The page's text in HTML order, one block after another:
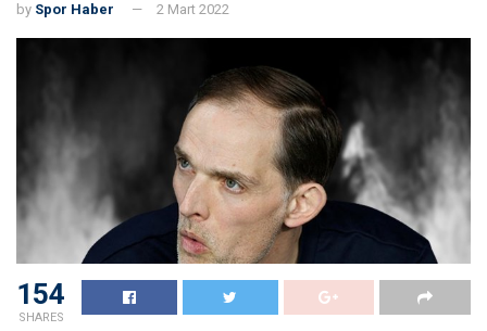
by Spor Haber 2 Mart 2022
154
SHARES